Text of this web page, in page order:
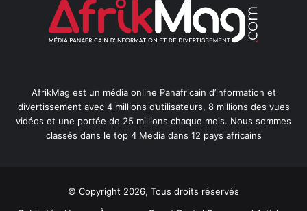
AfrikMag est un média online Panafricain d’information et
divertissement avec 4 millions d’utilisateurs, 8 millions des vues
vidéos et une portée de 25 millions chaque mois. Nous sommes
classés dans le top 4 Media dans 12 pays africains
© Copyright 2026, Tous droits réservés